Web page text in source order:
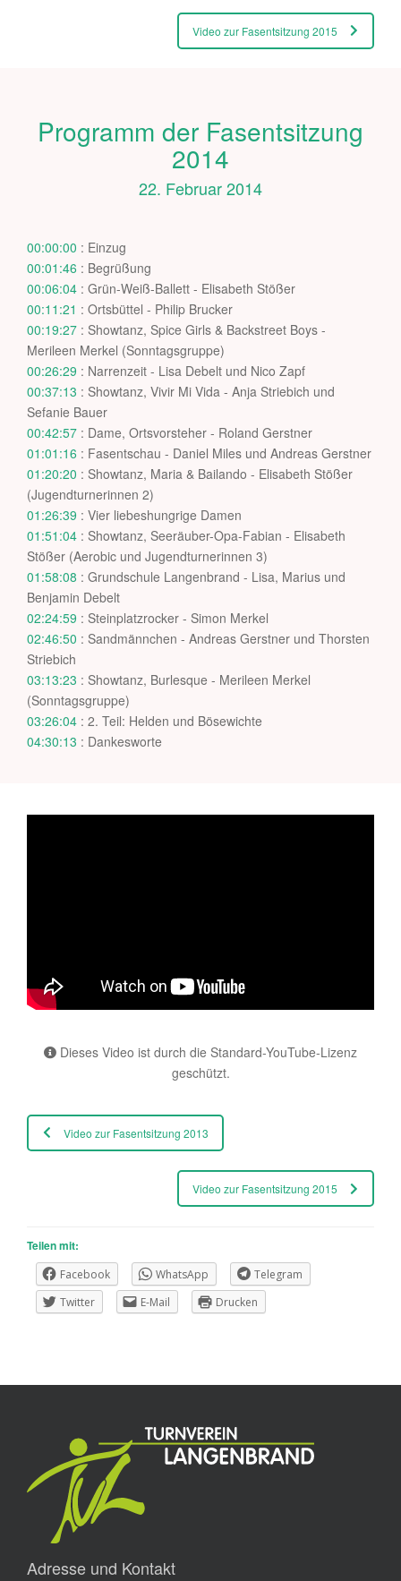
Video zur Fasentsitzung 2015
Programm der Fasentsitzung
2014
22. Februar 2014
00:00:00 : Einzug
00:01:46 : Begrüßung
00:06:04 : Grün-Weiß-Ballett - Elisabeth Stößer
00:11:21 : Ortsbüttel - Philip Brucker
00:19:27 : Showtanz, Spice Girls & Backstreet Boys -
Merileen Merkel (Sonntagsgruppe)
00:26:29 : Narrenzeit - Lisa Debelt und Nico Zapf
00:37:13 : Showtanz, Vivir Mi Vida - Anja Striebich und
Sefanie Bauer
00:42:57 : Dame, Ortsvorsteher - Roland Gerstner
01:01:16 : Fasentschau - Daniel Miles und Andreas Gerstner
01:20:20 : Showtanz, Maria & Bailando - Elisabeth Stößer
(Jugendturnerinnen 2)
01:26:39 : Vier liebeshungrige Damen
01:51:04 : Showtanz, Seeräuber-Opa-Fabian - Elisabeth
Stößer (Aerobic und Jugendturnerinnen 3)
01:58:08 : Grundschule Langenbrand - Lisa, Marius und
Benjamin Debelt
02:24:59 : Steinplatzrocker - Simon Merkel
02:46:50 : Sandmännchen - Andreas Gerstner und Thorsten
Striebich
03:13:23 : Showtanz, Burlesque - Merileen Merkel
(Sonntagsgruppe)
03:26:04 : 2. Teil: Helden und Bösewichte
04:30:13 : Dankesworte
Dieses Video ist durch die Standard-YouTube-Lizenz
geschützt.
Video zur Fasentsitzung 2013
Video zur Fasentsitzung 2015
Teilen mit:
Facebook WhatsApp
Telegram
Twitter
E-Mail Drucken
Adresse und Kontakt